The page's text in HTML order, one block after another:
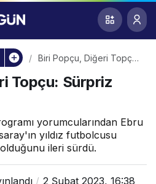
Biri Popçu, Diğeri Topçu:
Topçu: Sürpriz
yorumcularından Ebru
yıldız futbolcusu
ileri sürdü.
2 Şubat 2023, 16:38
0